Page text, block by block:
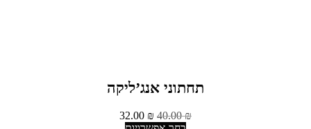
תחתוני אנג’ליקה
40.00₪
32.00 ₪